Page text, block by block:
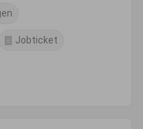
Jobticket